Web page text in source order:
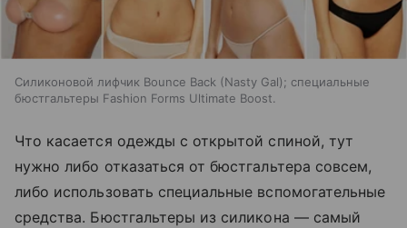
Силиконовой лифчик Bounce Back (Nasty Gal); специальные
бюстгальтеры Fashion Forms Ultimate Boost.
Что касается одежды с открытой спиной, тут
нужно либо отказаться от бюстгальтера совсем,
либо использовать специальные вспомогательные
средства. Бюстгальтеры из силикона — самый